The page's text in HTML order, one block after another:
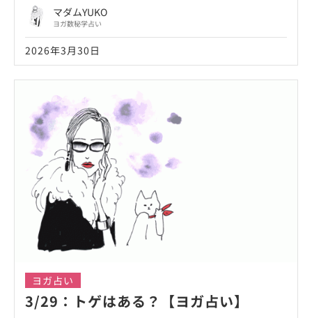
マダムYUKO
ヨガ数秘学占い
2026年3月30日
ヨガ占い
3/29：トゲはある？【ヨガ占い】